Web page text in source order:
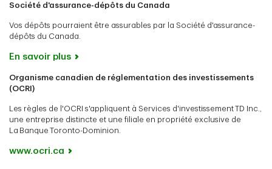
Société d'assurance-dépôts du Canada
Vos dépôts pourraient être assurables par la Société d'assurance-
dépôts du Canada.
En savoir plus
Organisme canadien de réglementation des investissements
(OCRI)
Les règles de l'OCRI s'appliquent à Services d'investissement TD Inc.,
une entreprise distincte et une filiale en propriété exclusive de
La Banque Toronto-Dominion.
www.ocri.ca